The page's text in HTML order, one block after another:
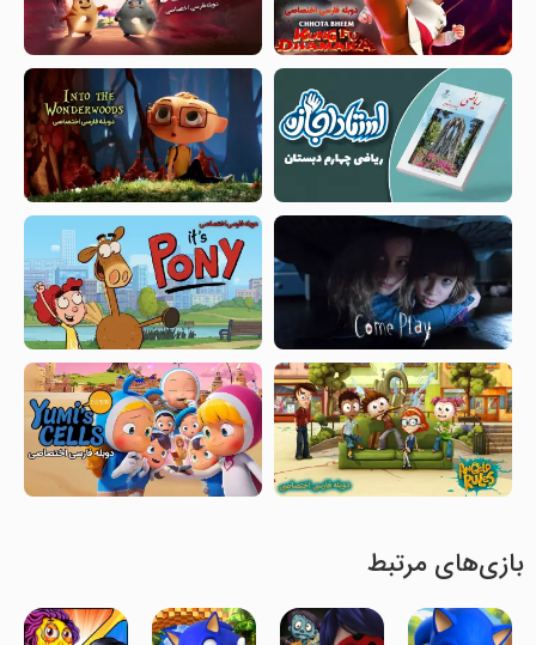
بازی‌های مرتبط